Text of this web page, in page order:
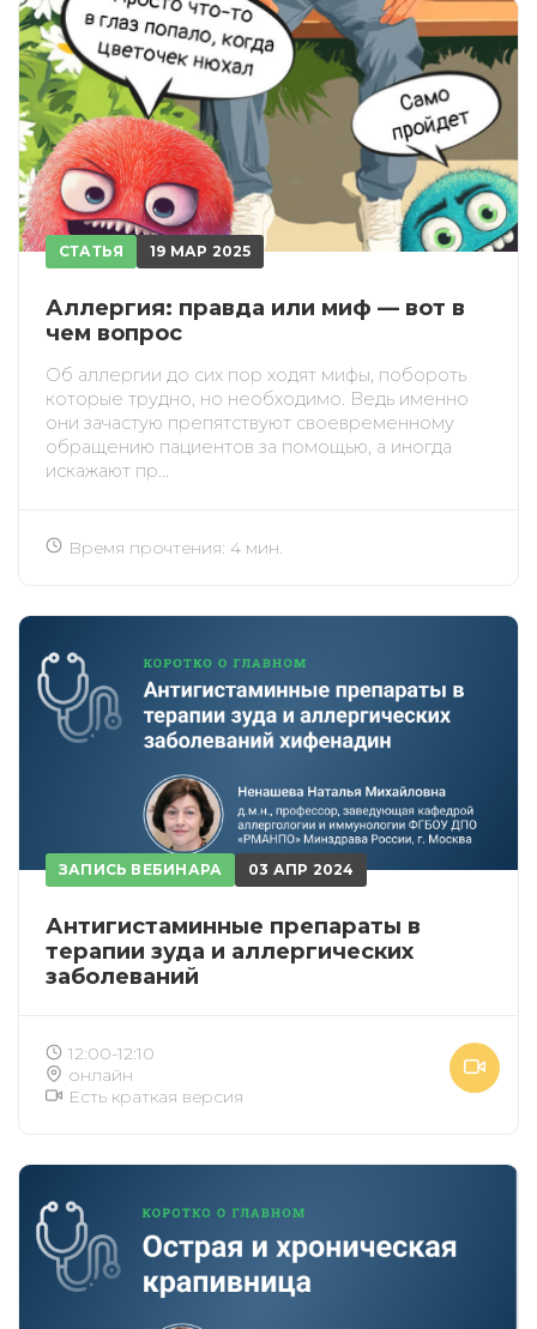
СТАТЬЯ 19 МАР 2025
Аллергия: правда или миф — вот в
чем вопрос
Об аллергии до сих пор ходят мифы, побороть
которые трудно, но необходимо. Ведь именно
они зачастую препятствуют своевременному
обращению пациентов за помощью, а иногда
искажают пр...
Время прочтения: 4 мин.
ЗАПИСЬ ВЕБИНАРА 03 АПР 2024
Антигистаминные препараты в
терапии зуда и аллергических
заболеваний
12:00-12:10
онлайн
Есть краткая версия
ИСКАТЬ
ЗАРЕГИСТРИРОВАТЬСЯ ВОЙТИ
ПОЛУЧИТЬ
Подтвердите списание баллов
После подтверждения медкоины будут
списаны с Вашего счета.
ОТМЕНА
Приобретено